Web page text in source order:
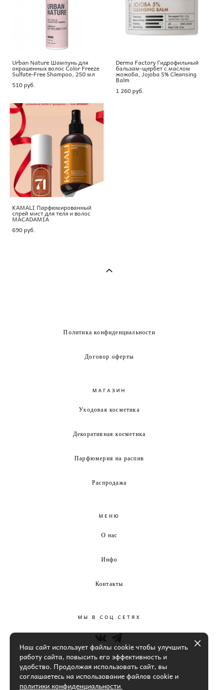
Urban Nature Шампунь для
окрашенных волос Color Freeze
Sulfate-Free Shampoo, 250 мл
510 pуб.
Derma Factory Гидрофильный
бальзам-щербет с маслом
жожоба, Jojoba 5% Cleansing
Balm
1 260 pуб.
KAMALI Парфюмированный
спрей мист для теля и волос
MACADAMIA
690 pуб.
Политика конфиденциальности
Договор оферты
МАГАЗИН
Уходовая косметика
Декоративная косметика
Парфюмерия на распив
Распродажа
МЕНЮ
О нас
Инфо
Контакты
МЫ В СОЦ.СЕТЯХ
Наш сайт использует файлы cookie чтобы улучшить
работу сайта, повысить его эффективность и
удобство. Продолжая использовать сайт, вы
соглашаетесь на использование файлов cookie и
политики конфиденциальности